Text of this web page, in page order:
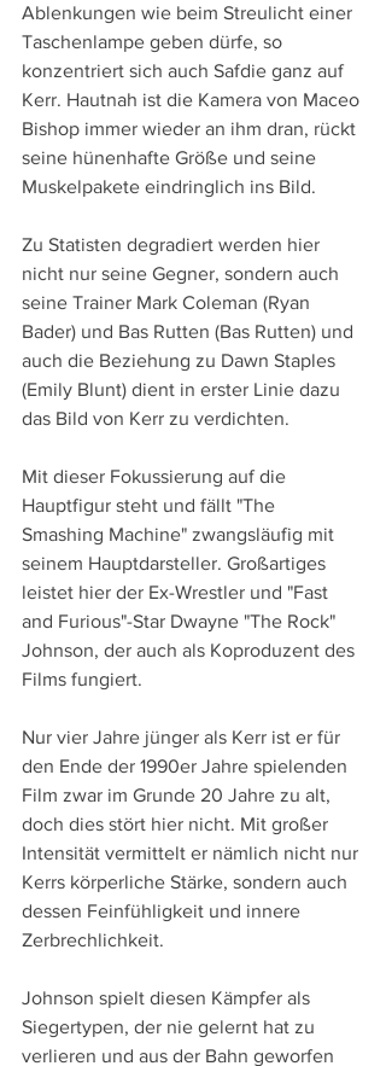
Ablenkungen wie beim Streulicht einer
Taschenlampe geben dürfe, so
konzentriert sich auch Safdie ganz auf
Kerr. Hautnah ist die Kamera von Maceo
Bishop immer wieder an ihm dran, rückt
seine hünenhafte Größe und seine
Muskelpakete eindringlich ins Bild.
Zu Statisten degradiert werden hier
nicht nur seine Gegner, sondern auch
seine Trainer Mark Coleman (Ryan
Bader) und Bas Rutten (Bas Rutten) und
auch die Beziehung zu Dawn Staples
(Emily Blunt) dient in erster Linie dazu
das Bild von Kerr zu verdichten.
Mit dieser Fokussierung auf die
Hauptfigur steht und fällt "The
Smashing Machine" zwangsläufig mit
seinem Hauptdarsteller. Großartiges
leistet hier der Ex-Wrestler und "Fast
and Furious"-Star Dwayne "The Rock"
Johnson, der auch als Koproduzent des
Films fungiert.
Nur vier Jahre jünger als Kerr ist er für
den Ende der 1990er Jahre spielenden
Film zwar im Grunde 20 Jahre zu alt,
doch dies stört hier nicht. Mit großer
Intensität vermittelt er nämlich nicht nur
Kerrs körperliche Stärke, sondern auch
dessen Feinfühligkeit und innere
Zerbrechlichkeit.
Johnson spielt diesen Kämpfer als
Siegertypen, der nie gelernt hat zu
verlieren und aus der Bahn geworfen